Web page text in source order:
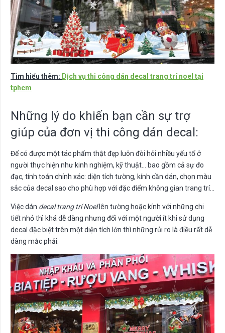
Tìm hiểu thêm: Dịch vụ thi công dán decal trang trí noel tại
tphcm
Những lý do khiến bạn cần sự trợ
giúp của đơn vị thi công dán decal:
Để có được một tác phẩm thật đẹp luôn đòi hỏi nhiều yếu tố ở
người thực hiện như kinh nghiệm, kỹ thuật… bao gồm cả sự đo
đạc, tính toán chính xác: diện tích tường, kính cần dán, chọn màu
sắc của decal sao cho phù hợp với đặc điểm không gian trang trí…
Việc dán decal trang trí Noellên tường hoặc kính với những chi
tiết nhỏ thì khá dễ dàng nhưng đối với một người ít khi sử dụng
decal đặc biệt trên một diện tích lớn thì những rủi ro là điều rất dễ
dàng mắc phải.